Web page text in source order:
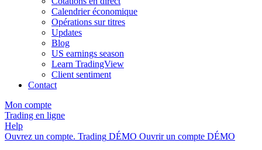
Calendrier économique
Opérations sur titres
Updates
Blog
US earnings season
Learn TradingView
Client sentiment
Contact
Mon compte
Trading en ligne
Help
Ouvrez un compte. Trading DÉMO Ouvrir un compte DÉMO